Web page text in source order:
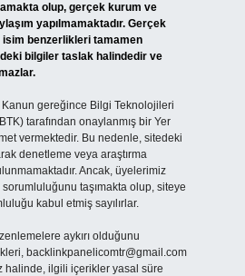
olup, gerçek kurum ve
yapılmamaktadır. Gerçek
benzerlikleri tamamen
bilgiler taslak halindedir ve
Kanun gereğince Bilgi Teknolojileri
tarafından onaylanmış bir Yer
vermektedir. Bu nedenle, sitedeki
denetleme veya araştırma
Ancak, üyelerimiz
sorumluluğunu taşımakta olup, siteye
kabul etmiş sayılırlar.
aykırı olduğunu
backlinkpanelicomtr@gmail.com
halinde, ilgili içerikler yasal süre